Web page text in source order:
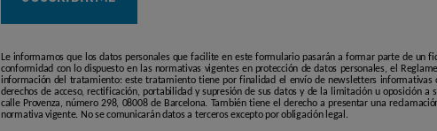
Le informamos que los datos personales que facilite en este formulario pasarán a formar parte de un
conformidad con lo dispuesto en las normativas vigentes en protección de datos personales, el
información del tratamiento: este tratamiento tiene por finalidad el envío de newsletters
derechos de acceso, rectificación, portabilidad y supresión de sus datos y de la limitación u oposición
calle Provenza, número 298, 08008 de Barcelona. También tiene el derecho a presentar una
normativa vigente. No se comunicarán datos a terceros excepto por obligación legal.